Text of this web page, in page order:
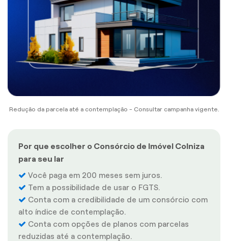
Redução da parcela até a contemplação - Consultar campanha vigente.
Por que escolher o Consórcio de Imóvel Colniza
para seu lar
Você paga em 200 meses sem juros.
Tem a possibilidade de usar o FGTS.
Conta com a credibilidade de um consórcio com
alto índice de contemplação.
Conta com opções de planos com parcelas
reduzidas até a contemplação.